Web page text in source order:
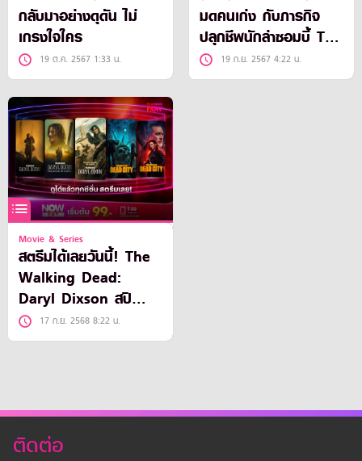
กลับมาอย่างดุดัน ไม่
เกรงใจใคร
19 ต.ค. 2567 1:33 น.
มดคนเก่ง กับภารกิจ
ปลุกชีพนักล่าซอมบี้ The
Walking Dead
19 ก.ย. 2567 4:22 น.
Movie & Series
สตรีมได้เลยวันนี้! The
Walking Dead:
Daryl Dixson สปิ
นออฟที่ดีที่สุดในจักรวาล
ซอมบี้
17 ก.ย. 2568 8:22 น.
ติดต่อ